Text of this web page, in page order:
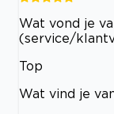
Wat vond je
(service/
Top
Wat vind je